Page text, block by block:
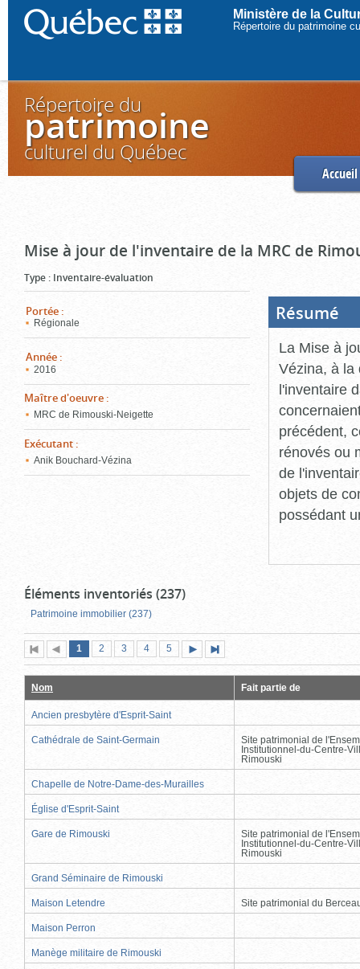
Ministère de la
Répertoire du patrimoine
Répertoire du
patrimoine
culturel du Québec
Accueil
Mise à jour de l'inventaire de la MRC de
Type : Inventaire-évaluation
Portée :
Régionale
Année :
2016
Maître d'oeuvre :
MRC de Rimouski-Neigette
Exécutant :
Anik Bouchard-Vézina
Résumé
La Mise à
Vézina, à la
l'inventaire
précédent,
rénovés ou
de
objets de
possédant
Éléments inventoriés (237)
Patrimoine immobilier (237)
Première
page
Page
précédente
Page
1 (page
actuelle)
Page
2 Page
3 Page
4 Page
5
suivante
page
Nom Fait partie de
Ancien presbytère d'Esprit-Saint
Cathédrale de Saint-Germain
Site patrimonial de
Institutionnel-du-Centre-
Rimouski
Chapelle de Notre-Dame-des-Murailles
Église d'Esprit-Saint
Gare de Rimouski
Site patrimonial de
Institutionnel-du-Centre-
Rimouski
Grand Séminaire de Rimouski
Maison Letendre Site patrimonial du
Maison Perron
Manège militaire de Rimouski